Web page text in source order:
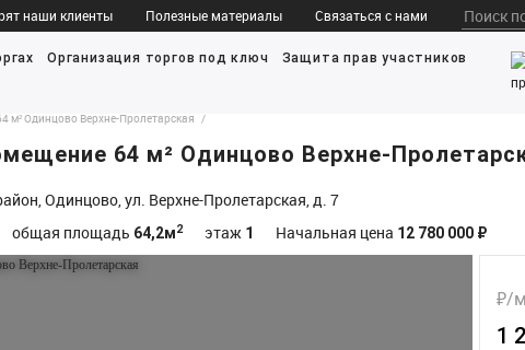
наши клиенты Полезные материалы Связаться с нами
Организация торгов под ключ
Защита прав участников
м² Одинцово Верхне-Пролетарская
64 м² Одинцово Верхне-
Одинцово, ул. Верхне-Пролетарская, д. 7
общая площадь 64,2м2 этаж 1 Начальная цена 12 780 000 ₽
₽/
1